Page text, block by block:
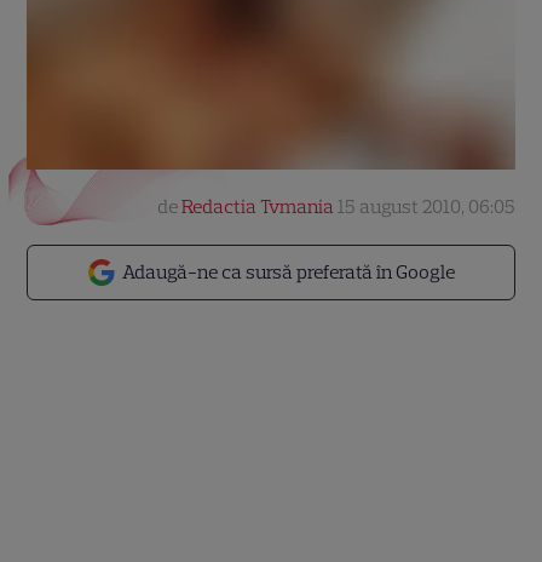
Adaugă-ne ca sursă preferată în Google
deRedactia Tvmania 15 august 2010, 06:05